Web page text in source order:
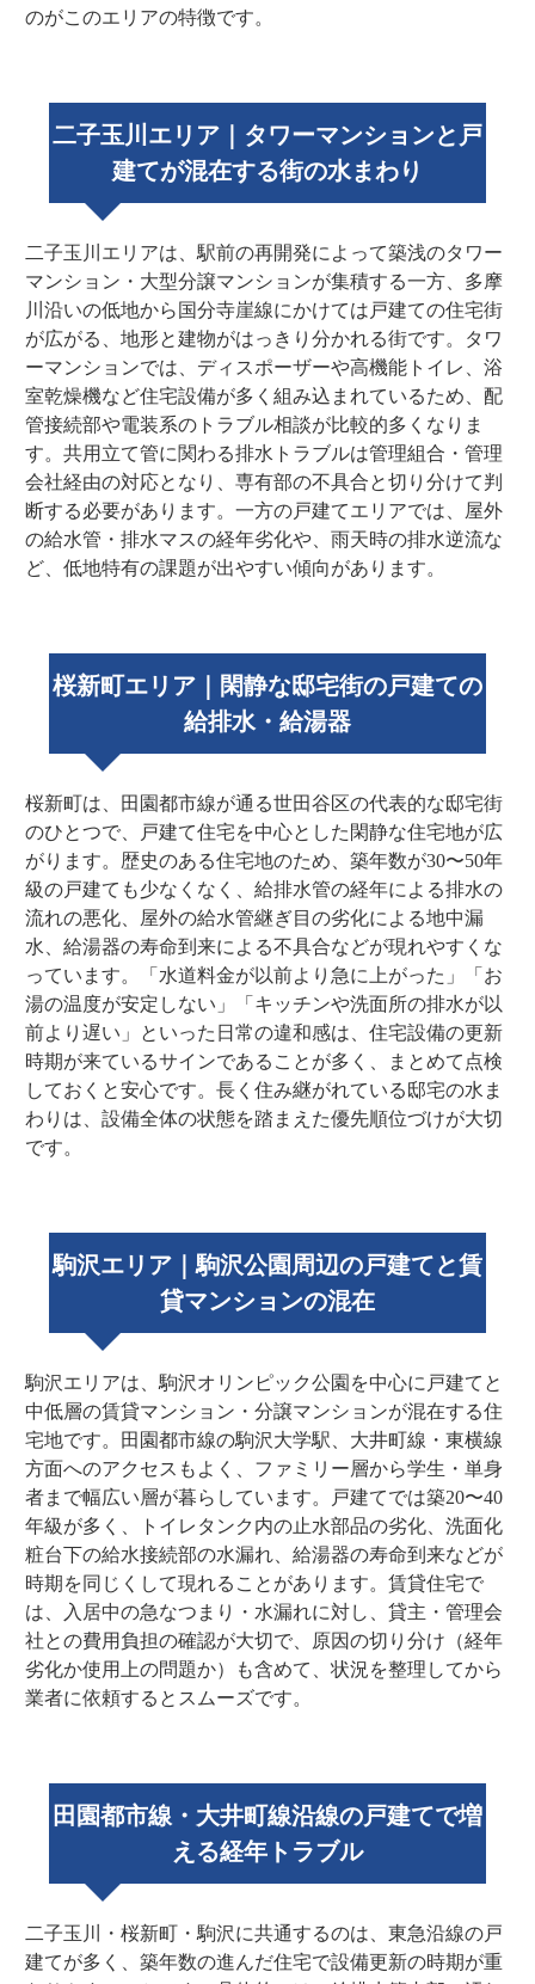
のがこのエリアの特徴です。
二子玉川エリア｜タワーマンションと戸
建てが混在する街の水まわり
二子玉川エリアは、駅前の再開発によって築浅のタワー
マンション・大型分譲マンションが集積する一方、多摩
川沿いの低地から国分寺崖線にかけては戸建ての住宅街
が広がる、地形と建物がはっきり分かれる街です。タワ
ーマンションでは、ディスポーザーや高機能トイレ、浴
室乾燥機など住宅設備が多く組み込まれているため、配
管接続部や電装系のトラブル相談が比較的多くなりま
す。共用立て管に関わる排水トラブルは管理組合・管理
会社経由の対応となり、専有部の不具合と切り分けて判
断する必要があります。一方の戸建てエリアでは、屋外
の給水管・排水マスの経年劣化や、雨天時の排水逆流な
ど、低地特有の課題が出やすい傾向があります。
桜新町エリア｜閑静な邸宅街の戸建ての
給排水・給湯器
桜新町は、田園都市線が通る世田谷区の代表的な邸宅街
のひとつで、戸建て住宅を中心とした閑静な住宅地が広
がります。歴史のある住宅地のため、築年数が30〜50年
級の戸建ても少なくなく、給排水管の経年による排水の
流れの悪化、屋外の給水管継ぎ目の劣化による地中漏
水、給湯器の寿命到来による不具合などが現れやすくな
っています。「水道料金が以前より急に上がった」「お
湯の温度が安定しない」「キッチンや洗面所の排水が以
前より遅い」といった日常の違和感は、住宅設備の更新
時期が来ているサインであることが多く、まとめて点検
しておくと安心です。長く住み継がれている邸宅の水ま
わりは、設備全体の状態を踏まえた優先順位づけが大切
です。
駒沢エリア｜駒沢公園周辺の戸建てと賃
貸マンションの混在
駒沢エリアは、駒沢オリンピック公園を中心に戸建てと
中低層の賃貸マンション・分譲マンションが混在する住
宅地です。田園都市線の駒沢大学駅、大井町線・東横線
方面へのアクセスもよく、ファミリー層から学生・単身
者まで幅広い層が暮らしています。戸建てでは築20〜40
年級が多く、トイレタンク内の止水部品の劣化、洗面化
粧台下の給水接続部の水漏れ、給湯器の寿命到来などが
時期を同じくして現れることがあります。賃貸住宅で
は、入居中の急なつまり・水漏れに対し、貸主・管理会
社との費用負担の確認が大切で、原因の切り分け（経年
劣化か使用上の問題か）も含めて、状況を整理してから
業者に依頼するとスムーズです。
田園都市線・大井町線沿線の戸建てで増
える経年トラブル
二子玉川・桜新町・駒沢に共通するのは、東急沿線の戸
建てが多く、築年数の進んだ住宅で設備更新の時期が重